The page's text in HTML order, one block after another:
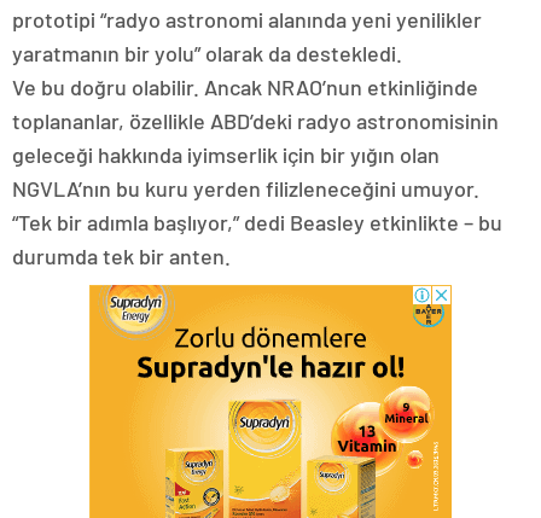
prototipi “radyo astronomi alanında yeni yenilikler
yaratmanın bir yolu” olarak da destekledi.
Ve bu doğru olabilir. Ancak NRAO’nun etkinliğinde
toplananlar, özellikle ABD’deki radyo astronomisinin
geleceği hakkında iyimserlik için bir yığın olan
NGVLA’nın bu kuru yerden filizleneceğini umuyor.
“Tek bir adımla başlıyor,” dedi Beasley etkinlikte – bu
durumda tek bir anten.